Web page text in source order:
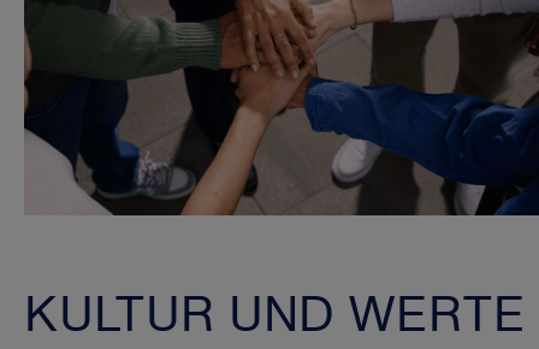
KULTUR UND WERTE